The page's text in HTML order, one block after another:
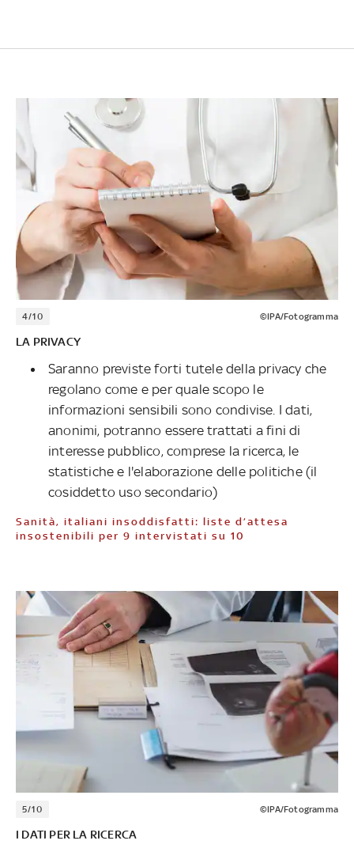
4/10 ©IPA/Fotogramma
LA PRIVACY
Saranno previste forti tutele della privacy che
regolano come e per quale scopo le
informazioni sensibili sono condivise. I dati,
anonimi, potranno essere trattati a fini di
interesse pubblico, comprese la ricerca, le
statistiche e l'elaborazione delle politiche (il
cosiddetto uso secondario)
Sanità, italiani insoddisfatti: liste d’attesa
insostenibili per 9 intervistati su 10
5/10 ©IPA/Fotogramma
I DATI PER LA RICERCA